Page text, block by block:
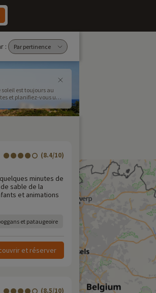
:
est toujours au
et planifiez-vous un
(8.4/10)
minutes de
sable de la
et animations
et pataugeoire
et réserver
(8.5/10)